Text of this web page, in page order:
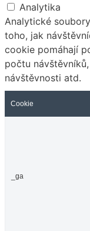
Analytika
Analytické
toho, jak
cookie pomáhají
počtu
návštěvnosti atd.
Cookie
_ga